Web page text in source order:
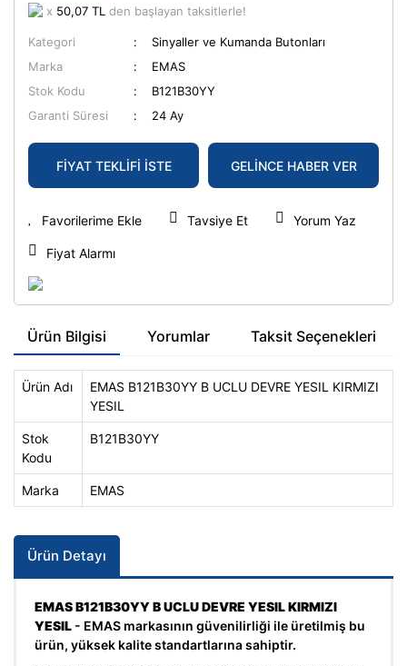
x 50,07 TL den başlayan taksitlerle!
Kategori
Sinyaller ve Kumanda Butonları
Marka
EMAS
Stok Kodu
B121B30YY
Garanti Süresi
24 Ay
FİYAT TEKLİFİ İSTE GELİNCE HABER VER
Tavsiye Et Yorum Yaz
Fiyat Alarmı
Ürün Bilgisi Yorumlar Taksit Seçenekleri
Ürün Adı
EMAS B121B30YY B UCLU DEVRE YESIL KIRMIZI
YESIL
Stok
Kodu
B121B30YY
Marka EMAS
Ürün Detayı
EMAS B121B30YY B UCLU DEVRE YESIL KIRMIZI
YESIL - EMAS markasının güvenilirliği ile üretilmiş bu
ürün, yüksek kalite standartlarına sahiptir.